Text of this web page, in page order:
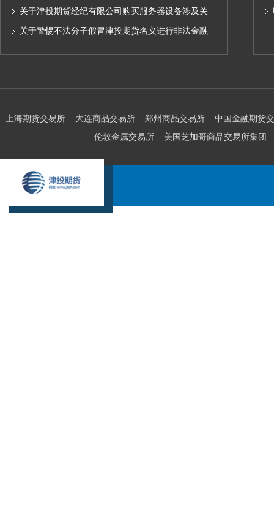
求,无限易终端版本调整及客户通知
关于津投期货经纪有限公司购买服务器设备涉及关
联交易情况的公示
关于警惕不法分子假冒津投期货名义进行非法金融
上海期货交易所 大连商品交易所 郑州商品交易所
中国金融期货
伦敦金属交易所
美国芝加哥商品交易所集团